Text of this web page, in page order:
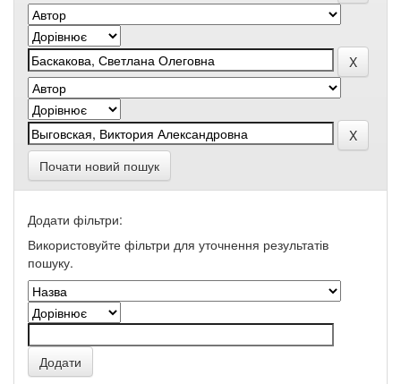
Почати новий пошук
Додати фільтри:
Використовуйте фільтри для уточнення результатів
пошуку.